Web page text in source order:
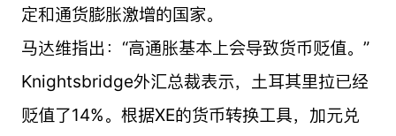
定和通货膨胀激增的国家。
马达维指出：“高通胀基本上会导致货币贬值。”
Knightsbridge外汇总裁表示，土耳其里拉已经
贬值了14%。根据XE的货币转换工具，加元兑